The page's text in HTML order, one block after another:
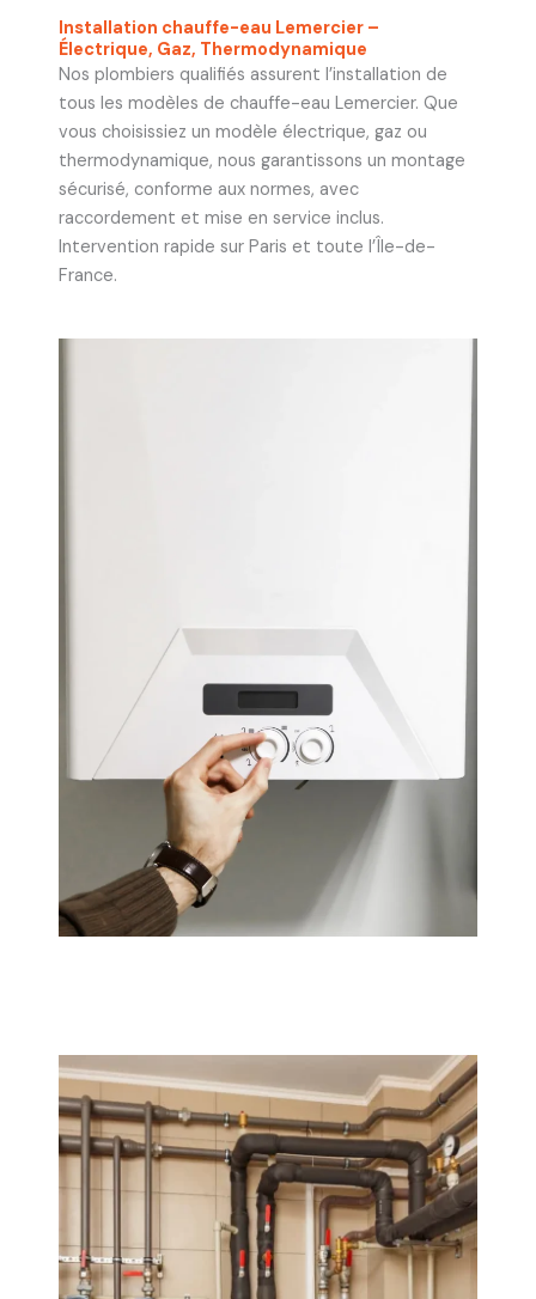
Installation chauffe-eau Lemercier –
Électrique, Gaz, Thermodynamique
Nos plombiers qualifiés assurent l’installation de
tous les modèles de chauffe-eau Lemercier. Que
vous choisissiez un modèle électrique, gaz ou
thermodynamique, nous garantissons un montage
sécurisé, conforme aux normes, avec
raccordement et mise en service inclus.
Intervention rapide sur Paris et toute l’Île-de-
France.